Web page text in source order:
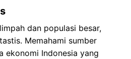
dan populasi besar,
Memahami sumber
ekonomi Indonesia yang